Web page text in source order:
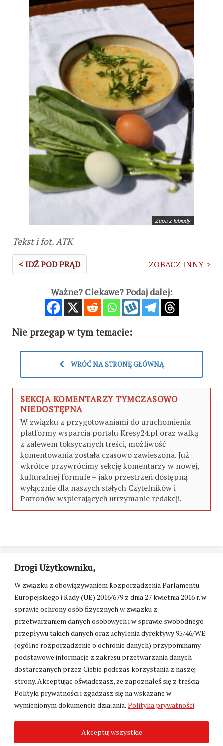
Drogi Użytkowniku,
W związku z obowiązywaniem Rozporządzenia Parlamentu
Europejskiego i Rady (UE) 2016/679 z dnia 27 kwietnia 2016 r. w
sprawie ochrony osób fizycznych w związku z
przetwarzaniem danych osobowych i w sprawie swobodnego
przepływu takich danych oraz uchylenia dyrektywy 95/46/WE
(ogólne rozporządzenie o ochronie danych) przypominamy
podstawowe informacje z zakresu przetwarzania danych
dostarczanych przez Ciebie podczas korzystania z naszej
strony. Akceptując oświadczasz, że zapoznałeś się z treścią
Polityki prywatności i zgadzasz się na wskazane w
wymienionym dokumencie działania. Polityka prywatności
Akceptuj wszystkie
Zupa z lebiody
Tekst i fot. ATK
< IDŹ POD PRĄD ZOBACZ INNY >
Ważne? Ciekawe? Podaj dalej:
Nie przegap w tym temacie:
WRÓĆ NA STRONĘ GŁÓWNĄ
SEKCJA KOMENTARZY TYMCZASOWO
NIEDOSTĘPNA
W związku z przygotowaniami do uruchomienia
platformy wsparcia portalu Kresy24.pl oraz walką
z zalewem toksycznych treści, możliwość
komentowania została czasowo zawieszona. Już
wkrótce przywrócimy sekcję komentarzy w nowej,
kulturalnej formule – jako przestrzeń dostępną
wyłącznie dla naszych stałych Czytelników i
Patronów wspierających utrzymanie redakcji.
Zmień ustawienia cookies
2026. Wszelkie Prawa Zastrzeżone.